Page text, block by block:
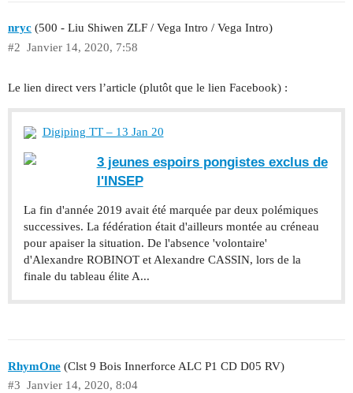
nryc (500 - Liu Shiwen ZLF / Vega Intro / Vega Intro)
Janvier 14, 2020, 7:58
#2
Le lien direct vers l’article (plutôt que le lien Facebook) :
Digiping TT – 13 Jan 20
3 jeunes espoirs pongistes exclus de
l'INSEP
La fin d'année 2019 avait été marquée par deux polémiques
successives. La fédération était d'ailleurs montée au créneau
pour apaiser la situation. De l'absence 'volontaire'
d'Alexandre ROBINOT et Alexandre CASSIN, lors de la
finale du tableau élite A...
RhymOne (Clst 9 Bois Innerforce ALC P1 CD D05 RV)
Janvier 14, 2020, 8:04
#3